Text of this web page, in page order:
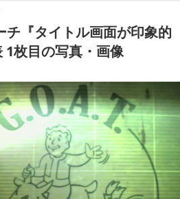
『タイトル画面が印象的
1枚目の写真・画像